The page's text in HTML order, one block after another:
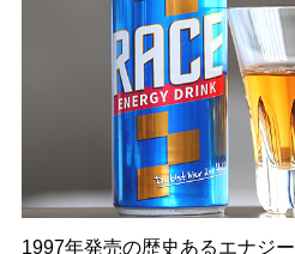
1997年発売の歴史あるエナジ